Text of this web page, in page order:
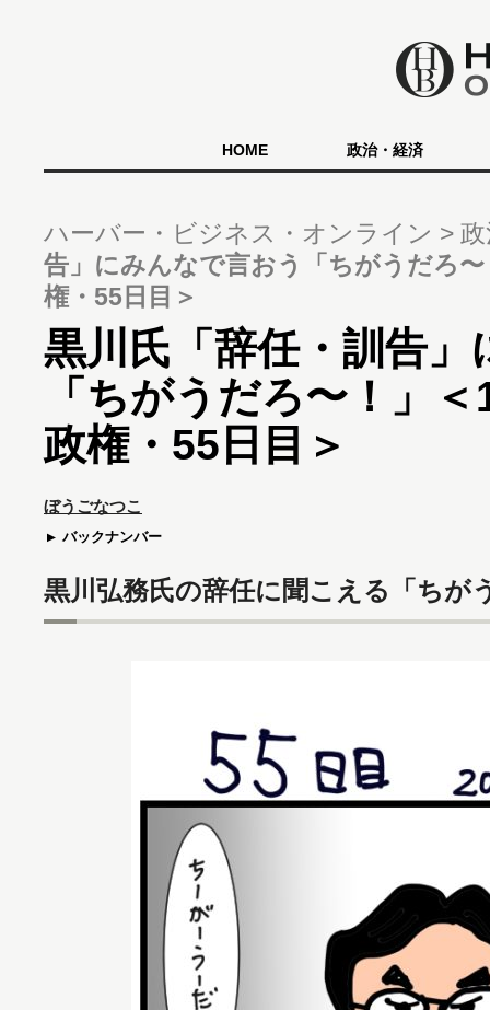
HOME 政治・経済
ハーバー・ビジネス・オンライン
告」にみんなで言おう「ちがうだろ
権・55日目＞
黒川氏「辞任・訓告
「ちがうだろ〜！」
政権・55日目＞
ぼうごなつこ
バックナンバー
黒川弘務氏の辞任に聞こえる「ちが